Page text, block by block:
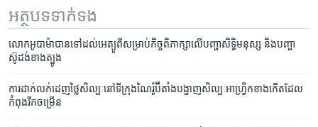
អត្ថបទ​ទាក់ទង
លោក​អូបាម៉ា​បាន​ទៅ​ដល់​អេត្យូពី​សម្រាប់​កិច្ច​ពិភាក្សា​លើ​បញ្ហា​សិទ្ធិមនុស្ស​ និង​បញ្ហា​
ស៊ូដង់​ខាង​ត្បូង​
ការ​ដាក់​លក់​ដេញ​ថ្លៃ​សិល្បៈ​នៅ​ទីក្រុង​ណៃរ៉ូប៊ី​តាំង​បង្ហាញ​សិល្បៈ​អាហ្រ្វិក​ខាង​កើត​ដែល​
កំពុង​រីក​ចម្រើន